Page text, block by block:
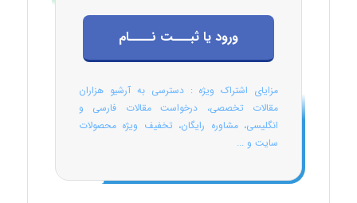
ورود یا ثبـــت نــــام
مزایای اشتراک ویژه : دسترسی به آرشیو هزاران
مقالات تخصصی، درخواست مقالات فارسی و
انگلیسی، مشاوره رایگان، تخفیف ویژه محصولات
سایت و ...